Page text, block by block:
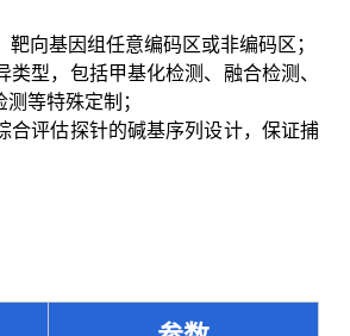
靶向基因组任意编码区或非编码区；
类型，包括甲基化检测、融合检测、
等特殊定制；
合评估探针的碱基序列设计，保证捕